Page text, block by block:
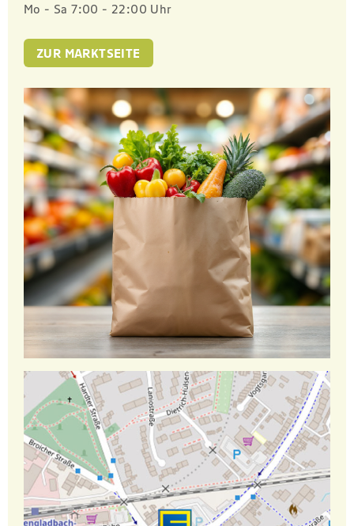
Mo - Sa 7:00 - 22:00 Uhr
ZUR MARKTSEITE